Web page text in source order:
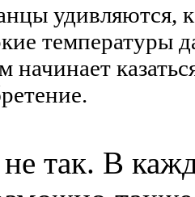
удивляются,
температуры
начинает
так. В